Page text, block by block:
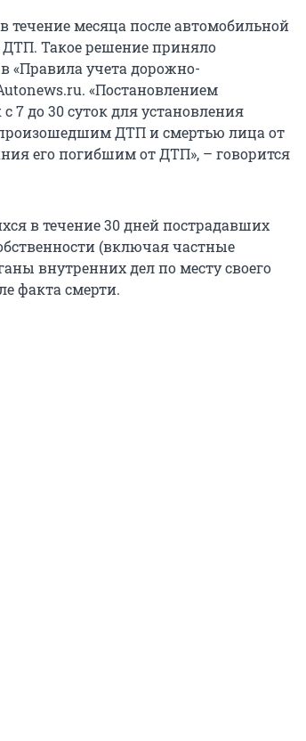
течение месяца после автомобильной
ДТП. Такое решение приняло
«Правила учета дорожно-
«Постановлением
7 до 30 суток для установления
ДТП и смертью лица от
его погибшим от ДТП», – говорится
в течение 30 дней пострадавших
(включая частные
внутренних дел по месту своего
факта смерти.